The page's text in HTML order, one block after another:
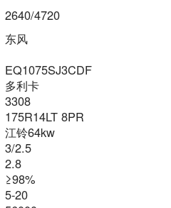
2640/4720
东风
EQ1075SJ3CDF
多利卡
3308
175R14LT 8PR
江铃64kw
3/2.5
2.8
≥98%
5-20